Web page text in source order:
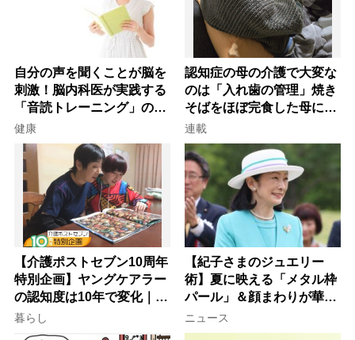
自分の声を聞くことが脳を
刺激！脳内科医が実践する
「音読トレーニング」の極
意
健康
認知症の母の介護で大変な
のは「入れ歯の管理」焼き
そばをほぼ完食した母に息
子が血の気が引いた理由
連載
【介護ポストセブン10周年
特別企画】ヤングケアラー
の認知度は10年で変化｜流
行語大賞にノミネート、法
律にも明記されたが果たし
暮らし
【紀子さまのジュエリー
術】夏に映える「メタル枠
パール」＆顔まわりが華や
ぐ「揺れる一粒」の使い分
け方
ニュース